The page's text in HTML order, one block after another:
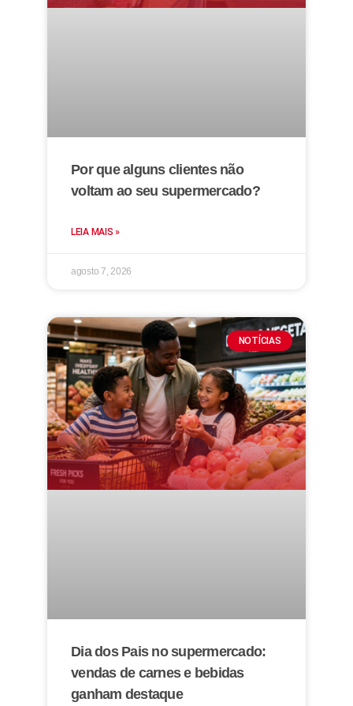
Por que alguns clientes não
voltam ao seu supermercado?
LEIA MAIS »
agosto 7, 2026
NOTÍCIAS
Dia dos Pais no supermercado:
vendas de carnes e bebidas
ganham destaque